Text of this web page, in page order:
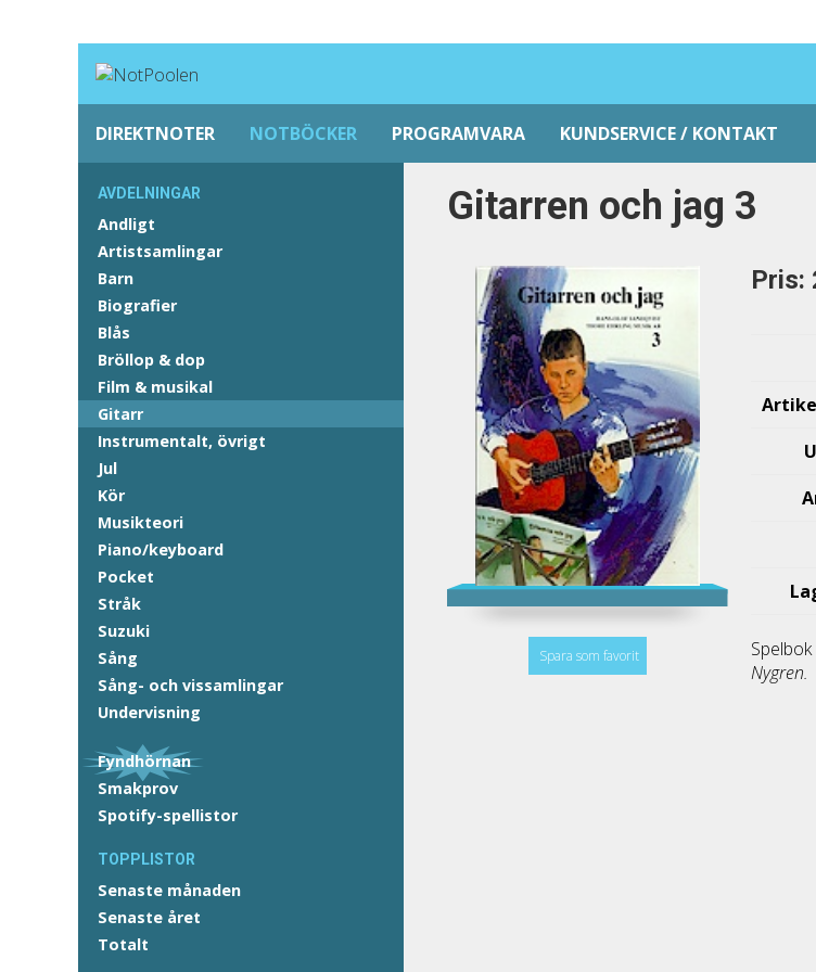
DIREKTNOTER NOTBÖCKER PROGRAMVARA KUNDSERVICE / KONTAKT
AVDELNINGAR
Andligt
Artistsamlingar
Barn
Biografier
Blås
Bröllop & dop
Film & musikal
Gitarr
Instrumentalt, övrigt
Jul
Kör
Musikteori
Piano/keyboard
Pocket
Stråk
Suzuki
Sång
Sång- och vissamlingar
Undervisning
Fyndhörnan
Smakprov
Spotify-spellistor
TOPPLISTOR
Senaste månaden
Senaste året
Totalt
Gitarren och jag 3
Spara som favorit
Pris:
Nygren.